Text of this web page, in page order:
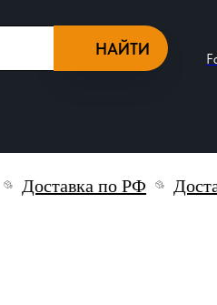
Favorites Cart
по РФ